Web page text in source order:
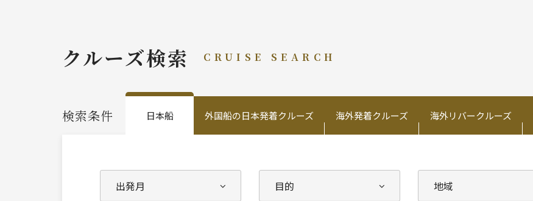
クルーズ検索 CRUISE SEARCH
検索条件 日本船 外国船の日本発着クルーズ 海外発着クルーズ 海外リバークルーズ